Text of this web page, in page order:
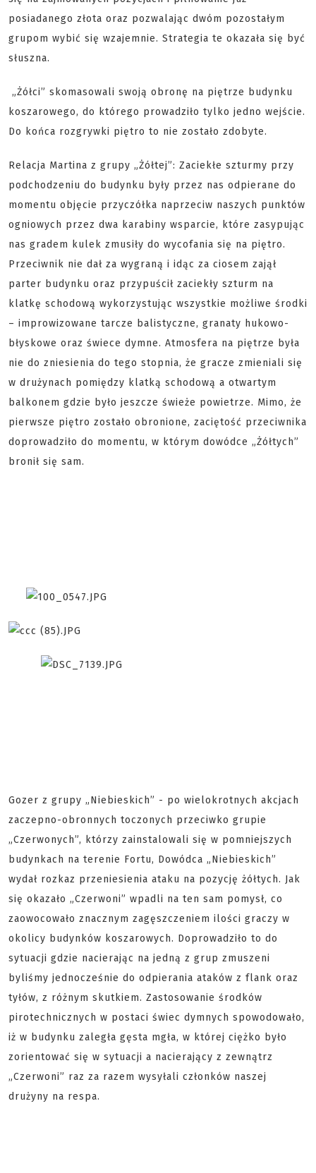
posiadanego złota oraz pozwalając dwóm pozostałym
grupom wybić się wzajemnie. Strategia te okazała się być
słuszna.
„Żółci” skomasowali swoją obronę na piętrze budynku
koszarowego, do którego prowadziło tylko jedno wejście.
Do końca rozgrywki piętro to nie zostało zdobyte.
Relacja Martina z grupy „Żółtej”: Zaciekłe szturmy przy
podchodzeniu do budynku były przez nas odpierane do
momentu objęcie przyczółka naprzeciw naszych punktów
ogniowych przez dwa karabiny wsparcie, które zasypując
nas gradem kulek zmusiły do wycofania się na piętro.
Przeciwnik nie dał za wygraną i idąc za ciosem zajął
parter budynku oraz przypuścił zaciekły szturm na
klatkę schodową wykorzystując wszystkie możliwe środki
– improwizowane tarcze balistyczne, granaty hukowo-
błyskowe oraz świece dymne. Atmosfera na piętrze była
nie do zniesienia do tego stopnia, że gracze zmieniali się
w drużynach pomiędzy klatką schodową a otwartym
balkonem gdzie było jeszcze świeże powietrze. Mimo, że
pierwsze piętro zostało obronione, zaciętość przeciwnika
doprowadziło do momentu, w którym dowódce „Żółtych”
bronił się sam.
Gozer z grupy „Niebieskich” - po wielokrotnych akcjach
zaczepno-obronnych toczonych przeciwko grupie
„Czerwonych”, którzy zainstalowali się w pomniejszych
budynkach na terenie Fortu, Dowódca „Niebieskich”
wydał rozkaz przeniesienia ataku na pozycję żółtych. Jak
się okazało „Czerwoni” wpadli na ten sam pomysł, co
zaowocowało znacznym zagęszczeniem ilości graczy w
okolicy budynków koszarowych. Doprowadziło to do
sytuacji gdzie nacierając na jedną z grup zmuszeni
byliśmy jednocześnie do odpierania ataków z flank oraz
tyłów, z różnym skutkiem. Zastosowanie środków
pirotechnicznych w postaci świec dymnych spowodowało,
iż w budynku zaległa gęsta mgła, w której ciężko było
zorientować się w sytuacji a nacierający z zewnątrz
„Czerwoni” raz za razem wysyłali członków naszej
drużyny na respa.